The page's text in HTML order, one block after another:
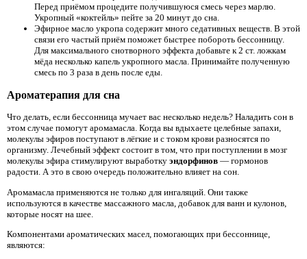
Перед приёмом процедите получившуюся смесь через марлю.
Укропный «коктейль» пейте за 20 минут до сна.
Эфирное масло укропа содержит много седативных веществ. В этой
связи его частый приём поможет быстрее побороть бессонницу.
Для максимального снотворного эффекта добавьте к 2 ст. ложкам
мёда несколько капель укропного масла. Принимайте полученную
смесь по 3 раза в день после еды.
Ароматерапия для сна
Что делать, если бессонница мучает вас несколько недель? Наладить сон в
этом случае помогут аромамасла. Когда вы вдыхаете целебные запахи,
молекулы эфиров поступают в лёгкие и с током крови разносятся по
организму. Лечебный эффект состоит в том, что при поступлении в мозг
молекулы эфира стимулируют выработку эндорфинов — гормонов
радости. А это в свою очередь положительно влияет на сон.
Аромамасла применяются не только для ингаляций. Они также
используются в качестве массажного масла, добавок для ванн и кулонов,
которые носят на шее.
Компонентами ароматических масел, помогающих при бессоннице,
являются: